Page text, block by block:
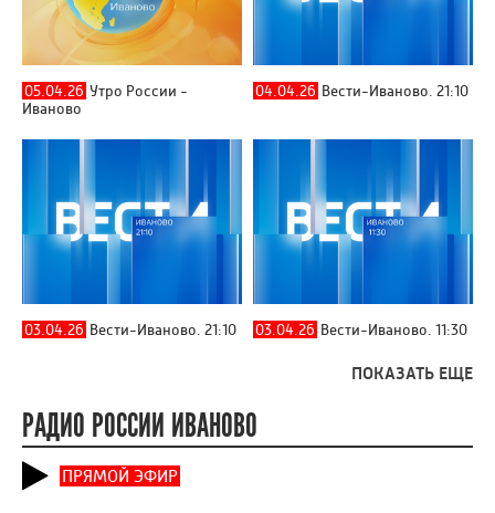
05.04.26 Утро России -
Иваново
04.04.26 Вести-Иваново. 21:10
03.04.26 Вести-Иваново. 21:10 03.04.26 Вести-Иваново. 11:30
ПОКАЗАТЬ ЕЩЕ
РАДИО РОССИИ ИВАНОВО
ПРЯМОЙ ЭФИР